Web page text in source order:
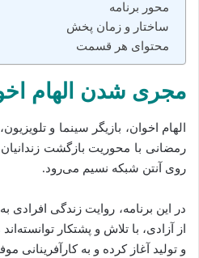
محور برنامه
ساختار و زمان پخش
محتوای هر قسمت
مجری شدن الهام
الهام اخوان، بازیگر سینما و
رمضانی با محوریت بازگشت زندانیان
روی آنتن شبکه نسیم می‌رود.
در این برنامه، روایت زندگی
از آزادی، با تلاش و پشتکار
و تولید آغاز کرده و به کارآفرینانی